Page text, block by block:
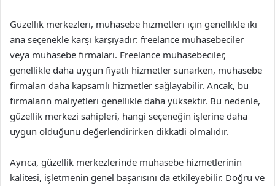
Güzellik merkezleri, muhasebe hizmetleri için genellikle iki
ana seçenekle karşı karşıyadır: freelance muhasebeciler
veya muhasebe firmaları. Freelance muhasebeciler,
genellikle daha uygun fiyatlı hizmetler sunarken, muhasebe
firmaları daha kapsamlı hizmetler sağlayabilir. Ancak, bu
firmaların maliyetleri genellikle daha yüksektir. Bu nedenle,
güzellik merkezi sahipleri, hangi seçeneğin işlerine daha
uygun olduğunu değerlendirirken dikkatli olmalıdır.
Ayrıca, güzellik merkezlerinde muhasebe hizmetlerinin
kalitesi, işletmenin genel başarısını da etkileyebilir. Doğru ve